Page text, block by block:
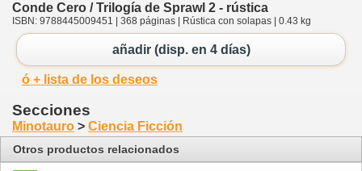
Conde Cero / Trilogía de Sprawl 2 - rústica
ISBN: 9788445009451 | 368 páginas | Rústica con solapas | 0.43 kg
añadir (disp. en 4 días)
ó + lista de los deseos
Secciones
Minotauro > Ciencia Ficción
Otros productos relacionados